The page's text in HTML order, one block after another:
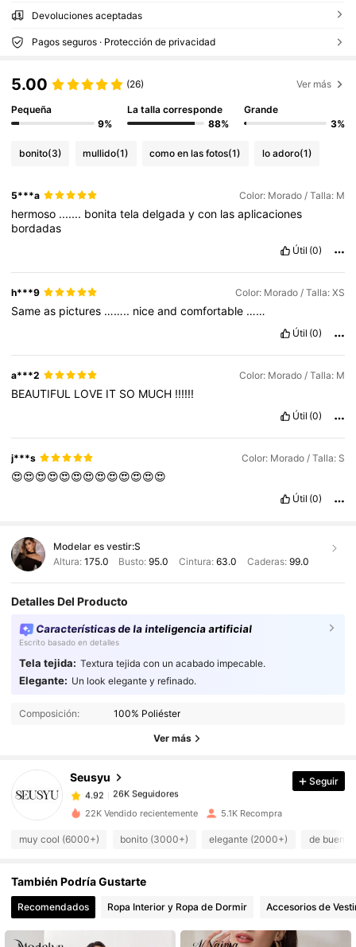
Devoluciones aceptadas
Pagos seguros · Protección de privacidad
5.00 (26) Ver más
Pequeña
9%
La talla corresponde
88%
Grande
3%
bonito(3) mullido(1) como en las fotos(1) lo adoro(1)
5***a Color: Morado / Talla: M
hermoso ....... bonitateladelgadaycon lasaplicaciones
bordadas
Útil (0)
h***9 Color: Morado / Talla: XS
Sameas pictures …….. niceandcomfortable ……
Útil (0)
a***2 Color: Morado / Talla: M
BEAUTIFUL LOVE IT SO MUCH !!!!!!
Útil (0)
j***s Color: Morado / Talla: S
😍😍😍😍😍😍😍😍😍😍😍😍😍
Útil (0)
Modelar es vestir:S
Altura: 175.0 Busto:95.0 Cintura: 63.0 Caderas: 99.0
Detalles Del Producto
Características de la inteligencia artificial
Escrito basado en detalles
Tela tejida: Textura tejida con un acabado impecable.
Elegante: Un look elegante y refinado.
Composición: 100% Poliéster
Ver más
Seusyu
26K Seguidores
26K Seguidores
26K Seguidores
4.92
D***a seguidoHace 18 horas
4.92
26K Seguidores
4.92 26K Seguidores
4.92 26K Seguidores
4.92 26K Seguidores
26K Seguidores
Seguir
22K Vendido recientemente 5.1K Recompra
muy cool (6000+) bonito (3000+) elegante (2000+) de buena
También Podría Gustarte
Recomendados Ropa Interior y Ropa de Dormir Accesorios de